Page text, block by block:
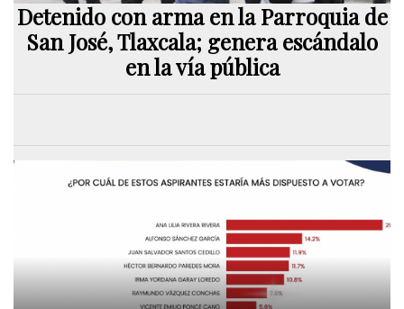
Detenido con arma en la Parroquia de
San José, Tlaxcala; genera escándalo
en la vía pública